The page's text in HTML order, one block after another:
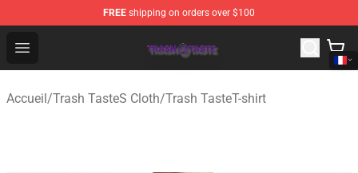
FREE shipping on orders over $100
Open menu
Trash Taste Shop - Official Trash Taste Merchandise
Accueil/Trash TasteS Cloth/Trash TasteT-shirt